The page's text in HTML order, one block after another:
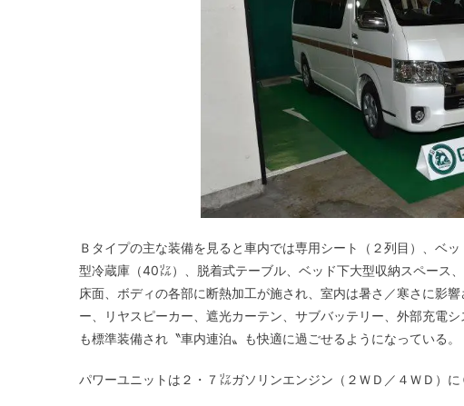
Ｂタイプの主な装備を見ると車内では専用シート（２列目）、ベ
型冷蔵庫（40㍑）、脱着式テーブル、ベッド下大型収納スペース
床面、ボディの各部に断熱加工が施され、室内は暑さ／寒さに影
ー、リヤスピーカー、遮光カーテン、サブバッテリー、外部充電
も標準装備され〝車内連泊〟も快適に過ごせるようになっている。
パワーユニットは２・７㍑ガソリンエンジン（２ＷＤ／４ＷＤ）に